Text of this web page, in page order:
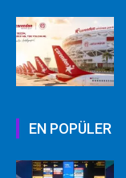
EN POPÜLER